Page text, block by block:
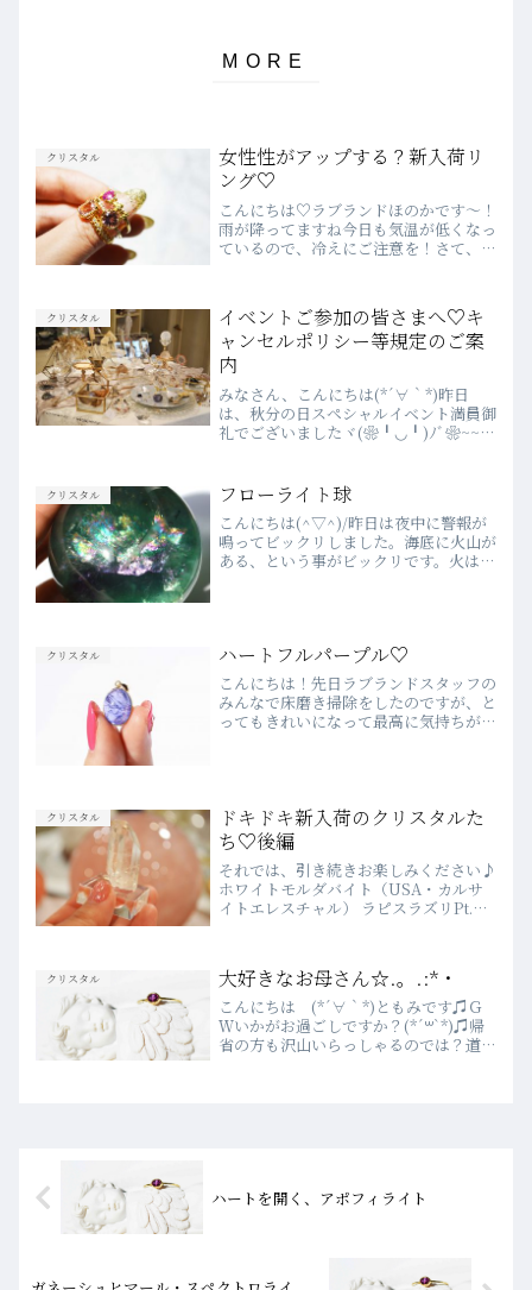
クリスタル
女性性がアップする？新入荷リ
ング♡
こんにちは♡ラブランドほのかです～！
雨が降ってますね今日も気温が低くなっ
ているので、冷えにご注意を！さて、最
てくださいよ～～♡めっちゃ萌え♡なリ
ングが３点も！モルガナイ...
クリスタル
イベントご参加の皆さまへ♡キ
ャンセルポリシー等規定のご案
内
みなさん、こんにちは(*´∀｀*)昨日
は、秋分の日スペシャルイベント満員御
礼でございましたヾ(❀╹◡╹)ﾉﾞ❀~~~
になりました♫この場をお借りして改め
て御礼申し上げま...
クリスタル フローライト球
こんにちは(^▽^)/昨日は夜中に警報が
鳴ってビックリしました。海底に火山が
ある、という事がビックリです。火は消
クリスタル ハートフルパープル♡
こんにちは！先日ラブランドスタッフの
みんなで床磨き掃除をしたのですが、と
ってもきれいになって最高に気持ちがい
クリスタル
ドキドキ新入荷のクリスタルた
ち♡後編
それでは、引き続きお楽しみください♪
ホワイトモルダバイト（USA・カルサ
イトエレスチャル） ラピスラズリPt.
トonアポフィライト（ロシア） トパー
ズ（ミャンマ...
クリスタル 大好きなお母さん☆.。.:*・
こんにちは (*´∀｀*)ともみです♫Ｇ
Ｗいかがお過ごしですか？(*´꒳`*)♫帰
省の方も沢山いらっしゃるのでは？道中
ハートを開く、アポフィライト